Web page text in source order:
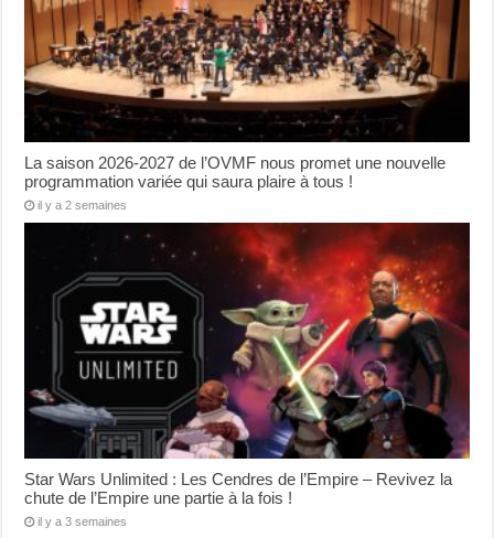
La saison 2026-2027 de l’OVMF nous promet une nouvelle
programmation variée qui saura plaire à tous !
il y a 2 semaines
Star Wars Unlimited : Les Cendres de l’Empire – Revivez la
chute de l’Empire une partie à la fois !
il y a 3 semaines